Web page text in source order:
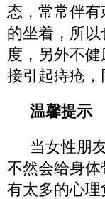
态，常常伴
的坐着，所
度，另外不
接引起痔疮，
温馨提示
当女性朋
不然会给身
有太多的心理